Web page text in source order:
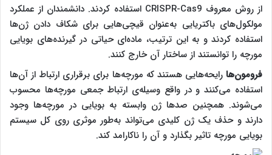
از روش معروف CRISPR-Cas9 استفاده کردند. دانشمندان از عملکرد
مولکول‌های باکتریایی به‌عنوان قیچی‌هایی برای شکاف دادن ژن‌ها
استفاده کردند و به این ترتیب، ماده‌ای حیاتی در گیرنده‌های بویایی
مورچه را توانستند از ساختار آن خارج کنند.
فرومون‌ها رایحه‌هایی هستند که مورچه‌ها برای برقراری ارتباط از آن‌ها
استفاده می‌کنند و در واقع وسیله‌ی ارتباط جمعی مورچه‌ها محسوب
می‌شوند. همچنین صدها ژن وابسته به بویایی در مورچه‌ها وجود
دارند و حذف یک ژن کلیدی می‌تواند به‌طور موثری روی کل سیستم
بویایی مورچه تاثیر بگذارد و آن را ناکارامد کند.